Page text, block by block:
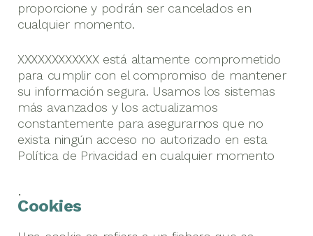
proporcione y podrán ser cancelados en
cualquier momento.
XXXXXXXXXXXX está altamente comprometido
para cumplir con el compromiso de mantener
su información segura. Usamos los sistemas
más avanzados y los actualizamos
constantemente para asegurarnos que no
exista ningún acceso no autorizado en esta
Política de Privacidad en cualquier momento
.
Cookies